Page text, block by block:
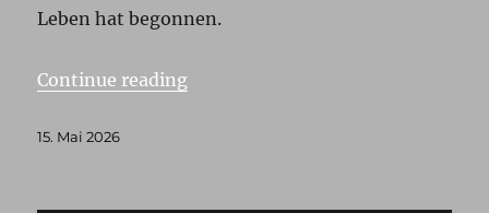
Leben hat begonnen.
Continue reading„Vom Lachen und vom Lächeln“
Posted
15. Mai 2026